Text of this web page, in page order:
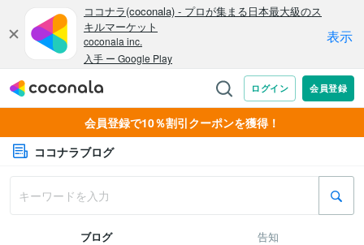
会員登録で10％割引クーポンを獲得！
ココナラブログ
ブログ 告知